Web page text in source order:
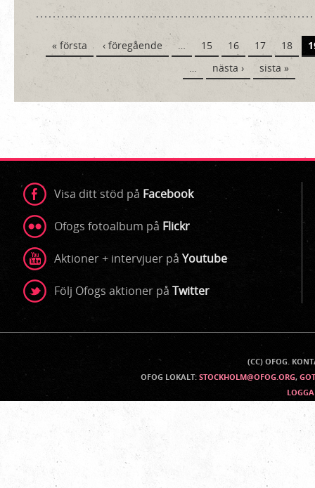
Sidor
« första ‹ föregående … 15 16 17 18
…
nästa › sista »
Visa ditt stöd på Facebook
Ofogs fotoalbum på Flickr
Aktioner + intervjuer på Youtube
Följ Ofogs aktioner på Twitter
Kontaktinfo
(CC) OFOG.
OFOG LOKALT: STOCKHOLM@OFOG.ORG,